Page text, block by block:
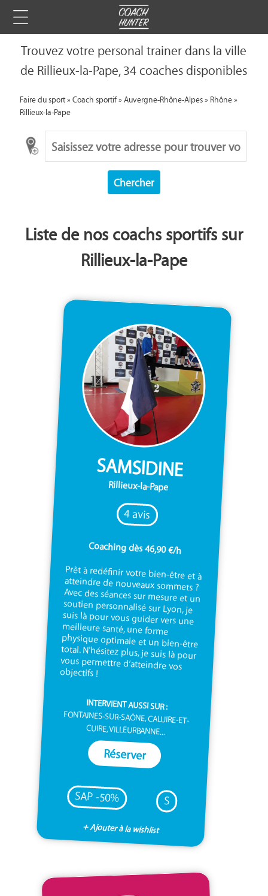
Trouvez votre personal trainer dans la ville
de Rillieux-la-Pape, 34 coaches disponibles
Faire du sport»Coach sportif»Auvergne-Rhône-Alpes»Rhône»
Rillieux-la-Pape
Chercher
Liste de nos coachs sportifs sur
Rillieux-la-Pape
SAMSIDINE
Rillieux-la-Pape
4 avis
Coaching dès 46,90 €/h
Prêt à redéfinir votre bien-être et à
atteindre de nouveaux sommets ?
Avec des séances sur mesure et un
soutien personnalisé sur Lyon, je
suis là pour vous guider vers une
meilleure santé, une forme
physique optimale et un bien-être
total. N'hésitez plus, je suis là pour
vous permettre d’atteindre vos
objectifs !
INTERVIENT AUSSI SUR :
FONTAINES-SUR-SAÔNE, CALUIRE-ET-
CUIRE, VILLEURBANNE...
Réserver
SAP -50% S
+ Ajouter à la wishlist